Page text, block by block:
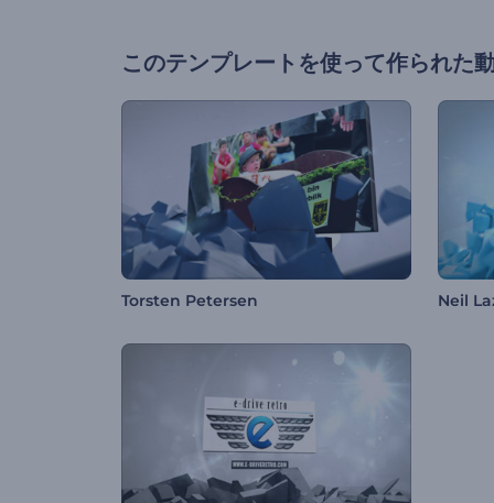
このテンプレートを使って作られた
Torsten Petersen Neil